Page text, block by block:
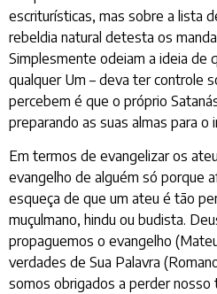
escriturísticas, mas sobre a lista
rebeldia natural detesta os
Simplesmente odeiam a ideia de
qualquer Um – deva ter controle
percebem é que o próprio
preparando as suas almas para o
Em termos de evangelizar os
evangelho de alguém só porque
esqueça de que um ateu é tão
muçulmano, hindu ou budista.
propaguemos o evangelho
verdades de Sua Palavra
somos obrigados a perder